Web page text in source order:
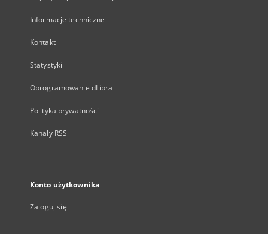
Informacje techniczne
Kontakt
Statystyki
Oprogramowanie dLibra
Polityka prywatności
Kanały RSS
Konto użytkownika
Zaloguj się